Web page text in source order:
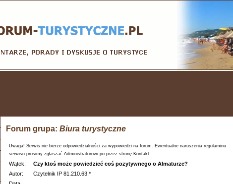
Forum grupa: Biura turystyczne
Uwaga! Serwis nie bierze odpowiedzialności za wypowiedzi na forum. Ewentualne naruszenia regulaminu
serwisu prosimy zgłaszać Administratorowi po przez stronę Kontakt
Wątek:
Czy ktoś może powiedzieć coś pozytywnego o Almaturze?
Autor:
Czytelnik IP 81.210.63.*